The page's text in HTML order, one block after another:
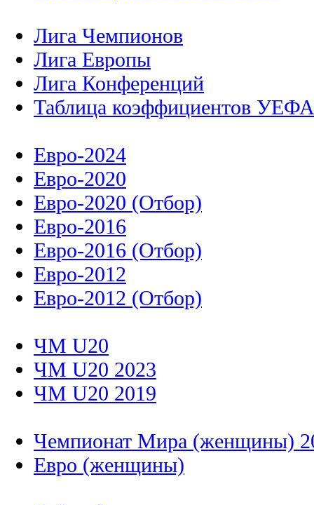
Лига Чемпионов
Лига Европы
Лига Конференций
Таблица коэффициентов УЕФА
Евро-2024
Евро-2020
Евро-2020 (Отбор)
Евро-2016
Евро-2016 (Отбор)
Евро-2012
Евро-2012 (Отбор)
ЧМ U20
ЧМ U20 2023
ЧМ U20 2019
Чемпионат Мира (женщины)
Евро (женщины)